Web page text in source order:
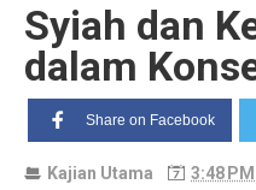
Syiah dan
dalam
Share on Facebook
Kajian Utama 3:48 PM